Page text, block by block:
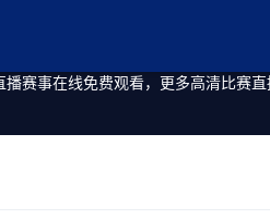
赛事在线免费观看，更多高清比赛